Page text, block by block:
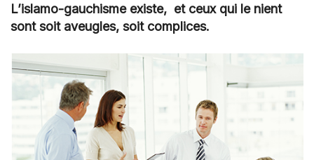
L’islamo-gauchisme existe, et ceux qui le nient
sont soit aveugles, soit complices.